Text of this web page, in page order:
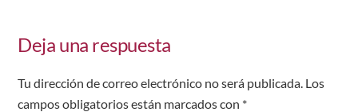
Deja una respuesta
Tu dirección de correo electrónico no será publicada. Los
campos obligatorios están marcados con *